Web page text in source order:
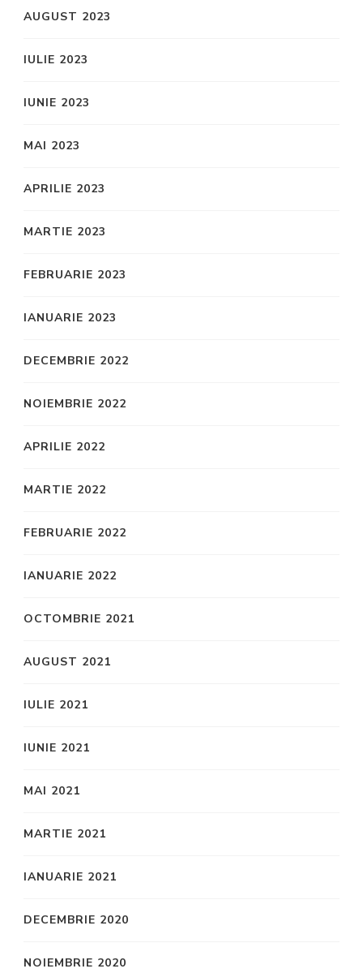
AUGUST 2023
IULIE 2023
IUNIE 2023
MAI 2023
APRILIE 2023
MARTIE 2023
FEBRUARIE 2023
IANUARIE 2023
DECEMBRIE 2022
NOIEMBRIE 2022
APRILIE 2022
MARTIE 2022
FEBRUARIE 2022
IANUARIE 2022
OCTOMBRIE 2021
AUGUST 2021
IULIE 2021
IUNIE 2021
MAI 2021
MARTIE 2021
IANUARIE 2021
DECEMBRIE 2020
NOIEMBRIE 2020